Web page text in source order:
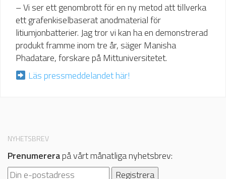
– Vi ser ett genombrott för en ny metod att tillverka
ett grafenkiselbaserat anodmaterial för
litiumjonbatterier. Jag tror vi kan ha en demonstrerad
produkt framme inom tre år, säger Manisha
Phadatare, forskare på Mittuniversitetet.
Läs pressmeddelandet här!
NYHETSBREV
Prenumererapå vårt månatliga nyhetsbrev: